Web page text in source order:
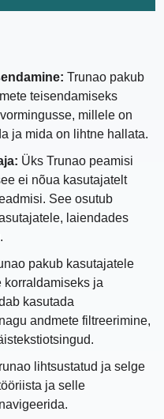
Trunao pakub
teisendamiseks
millele on
ja mida on lihtne hallata.
Üks Trunao peamisi
ei nõua kasutajatelt
See osutub
laiendades
pakub kasutajatele
korraldamiseks ja
kasutada
andmete filtreerimine,
lihtsustatud ja selge
ja selle